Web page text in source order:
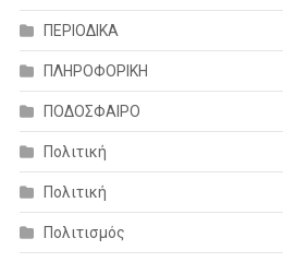
ΠΕΡΙΟΔΙΚΑ
ΠΛΗΡΟΦΟΡΙΚΗ
ΠΟΔΟΣΦΑΙΡΟ
Πολιτική
Πολιτική
Πολιτισμός